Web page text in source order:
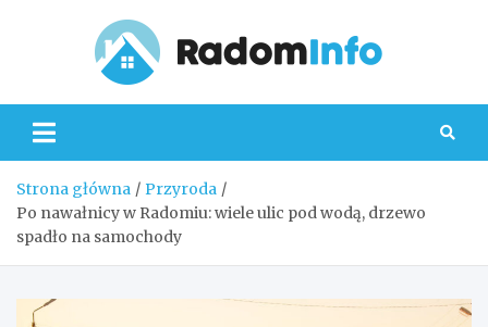
Strona główna
Przyroda
Po nawałnicy w Radomiu: wiele ulic pod wodą, drzewo
spadło na samochody